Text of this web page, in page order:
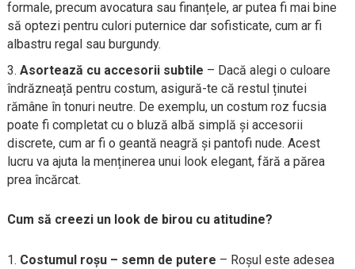
formale, precum avocatura sau finanțele, ar putea fi mai bine
să optezi pentru culori puternice dar sofisticate, cum ar fi
albastru regal sau burgundy.
Asortează cu accesorii subtile – Dacă alegi o culoare
îndrăzneață pentru costum, asigură-te că restul ținutei
rămâne în tonuri neutre. De exemplu, un costum roz fucsia
poate fi completat cu o bluză albă simplă și accesorii
discrete, cum ar fi o geantă neagră și pantofi nude. Acest
lucru va ajuta la menținerea unui look elegant, fără a părea
prea încărcat.
Cum să creezi un look de birou cu atitudine?
Costumul roșu – semn de putere – Roșul este adesea